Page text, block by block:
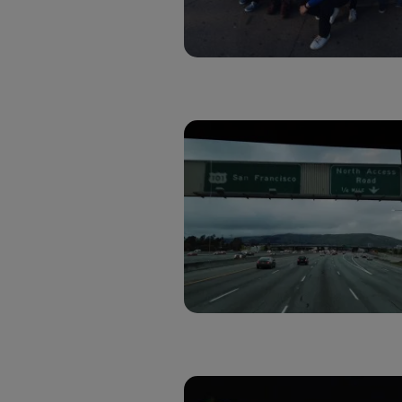
conecte
Si
Si
Puedes
inferior
Para